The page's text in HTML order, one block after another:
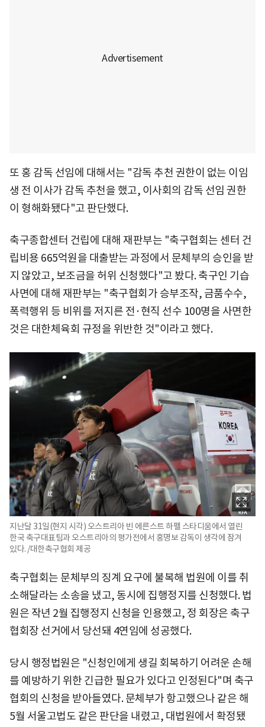
또 홍 감독 선임에 대해서는 "감독 추천 권한이 없는 이임
생 전 이사가 감독 추천을 했고, 이사회의 감독 선임 권한
이 형해화됐다"고 판단했다.
축구종합센터 건립에 대해 재판부는 "축구협회는 센터 건
립비용 665억원을 대출받는 과정에서 문체부의 승인을 받
지 않았고, 보조금을 허위 신청했다"고 봤다. 축구인 기습
사면에 대해 재판부는 "축구협회가 승부조작, 금품수수,
폭력행위 등 비위를 저지른 전·현직 선수 100명을 사면한
것은 대한체육회 규정을 위반한 것"이라고 했다.
지난달 31일(현지 시각) 오스트리아 빈 에른스트 하펠 스타디움에서 열린
한국 축구대표팀과 오스트리아의 평가전에서 홍명보 감독이 생각에 잠겨
있다. /대한축구협회 제공
축구협회는 문체부의 징계 요구에 불복해 법원에 이를 취
소해달라는 소송을 냈고, 동시에 집행정지를 신청했다. 법
원은 작년 2월 집행정지 신청을 인용했고, 정 회장은 축구
협회장 선거에서 당선돼 4연임에 성공했다.
당시 행정법원은 "신청인에게 생길 회복하기 어려운 손해
를 예방하기 위한 긴급한 필요가 있다고 인정된다"며 축구
협회의 신청을 받아들였다. 문체부가 항고했으나 같은 해
5월 서울고법도 같은 판단을 내렸고, 대법원에서 확정됐